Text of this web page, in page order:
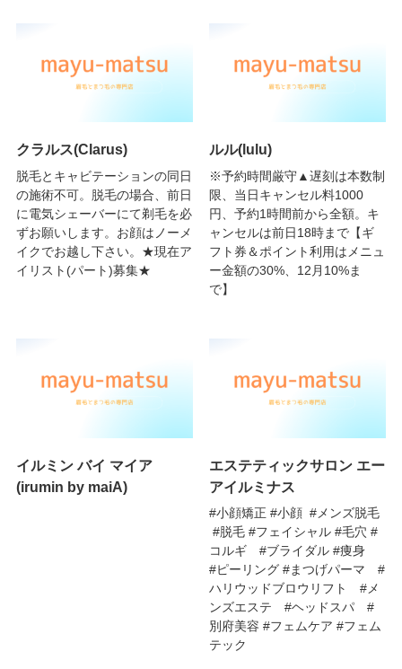
クラルス(Clarus)
脱毛とキャビテーションの同日
の施術不可。脱毛の場合、前日
に電気シェーバーにて剃毛を必
ずお願いします。お顔はノーメ
イクでお越し下さい。★現在ア
イリスト(パート)募集★
ルル(lulu)
※予約時間厳守▲遅刻は本数制
限、当日キャンセル料1000
円、予約1時間前から全額。キ
ャンセルは前日18時まで【ギ
フト券＆ポイント利用はメニュ
ー金額の30%、12月10%ま
で】
イルミン バイ マイア
(irumin by maiA)
エステティックサロン エー
アイルミナス
#小顔矯正 #小顔 #メンズ脱毛
#脱毛 #フェイシャル #毛穴 #
コルギ #ブライダル #痩身
#ピーリング #まつげパーマ #
ハリウッドブロウリフト #メ
ンズエステ #ヘッドスパ #
別府美容 #フェムケア #フェム
テック